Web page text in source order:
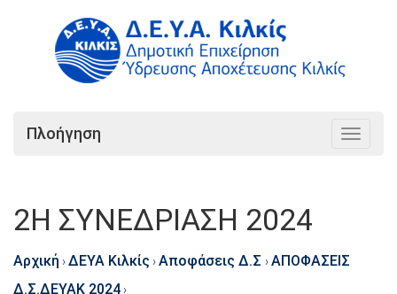
Toggle
Πλοήγηση
2Η ΣΥΝΕΔΡΙΑΣΗ 2024
Αρχική ›ΔΕΥΑ Κιλκίς ›Αποφάσεις Δ.Σ ›ΑΠΟΦΑΣΕΙΣ
Δ.Σ.ΔΕΥΑΚ 2024 ›